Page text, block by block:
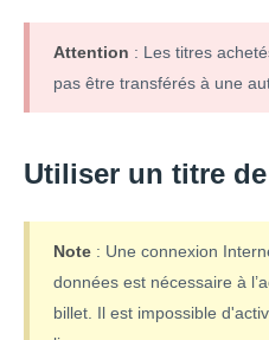
Attention : Les titres
pas être transférés à une
Utiliser un titre
Note : Une connexion
données est nécessaire à
billet. Il est impossible